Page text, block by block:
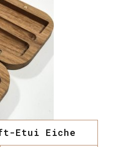
Etui Eiche